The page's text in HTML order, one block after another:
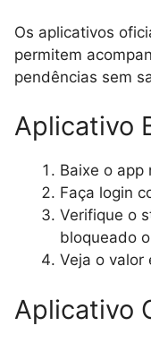
Os aplicativos
permitem
pendências sem
Aplicativo
Baixe o app
Faça login
Verifique o
bloqueado
Veja o valor
Aplicativo